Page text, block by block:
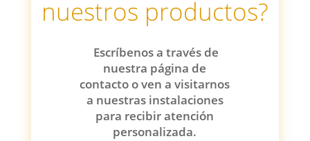
nuestros productos?
Escríbenos a través de
nuestra página de
contacto o ven a visitarnos
a nuestras instalaciones
para recibir atención
personalizada.